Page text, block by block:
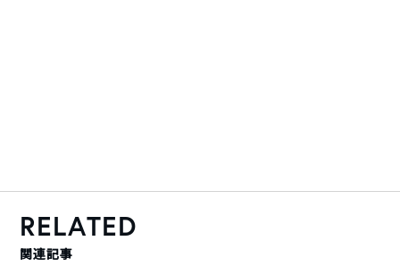
RELATED
関連記事